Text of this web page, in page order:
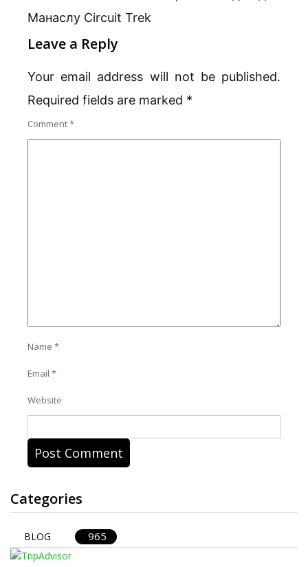
Манаслу Circuit Trek
Leave a Reply
Your email address will not be published.
Required fields are marked *
Comment*
Name *
Email *
Website
Categories
BLOG 965